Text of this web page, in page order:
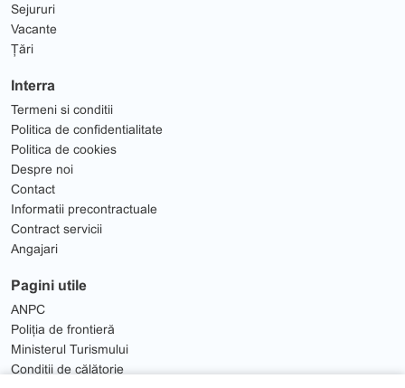
Sejururi
Vacante
Țări
Interra
Termeni si conditii
Politica de confidentialitate
Politica de cookies
Despre noi
Contact
Informatii precontractuale
Contract servicii
Angajari
Pagini utile
ANPC
Poliția de frontieră
Ministerul Turismului
Condiții de călătorie